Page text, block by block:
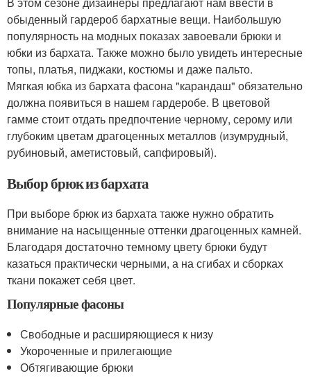
обыденный гардероб бархатные вещи. Наибольшую
популярность на модных показах завоевали брюки и
юбки из бархата. Также можно было увидеть интересные
топы, платья, пиджаки, костюмы и даже пальто.
Мягкая юбка из бархата фасона "карандаш" обязательно
должна появиться в нашем гардеробе. В цветовой
гамме стоит отдать предпочтение черному, серому или
глубоким цветам драгоценных металлов (изумрудный,
рубиновый, аметистовый, сапфировый).
Выбор брюк из бархата
При выборе брюк из бархата также нужно обратить
внимание на насыщенные оттенки драгоценных камней.
Благодаря достаточно темному цвету брюки будут
казаться практически черными, а на сгибах и сборках
ткани покажет себя цвет.
Популярные фасоны
Свободные и расширяющиеся к низу
Укороченные и прилегающие
Обтягивающие брюки